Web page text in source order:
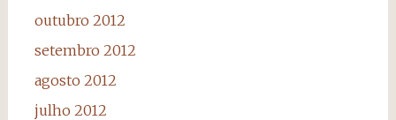
outubro 2012
setembro 2012
agosto 2012
julho 2012